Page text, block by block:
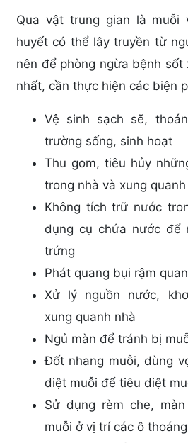
Qua vật trung gian là muỗi
huyết có thể lây truyền từ
nên để phòng ngừa bệnh sốt
nhất, cần thực hiện các biện
Vệ sinh sạch sẽ,
trường sống, sinh hoạt
Thu gom, tiêu hủy
trong nhà và xung quanh
Không tích trữ nước
dụng cụ chứa nước để
trứng
Phát quang bụi rậm
Xử lý nguồn nước,
xung quanh nhà
Ngủ màn để tránh bị
Đốt nhang muỗi, dùng
diệt muỗi để tiêu diệt
Sử dụng rèm che,
muỗi ở vị trí các ô